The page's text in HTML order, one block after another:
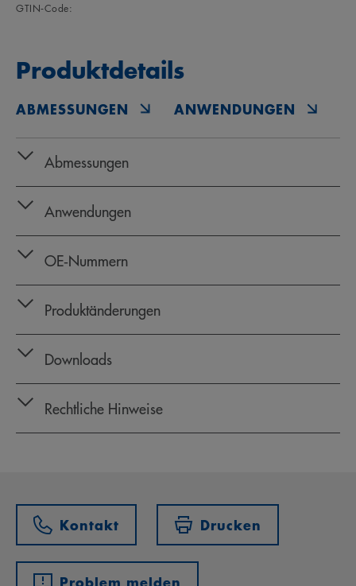
GTIN‑Code:
Produktdetails
ABMESSUNGEN ANWENDUNGEN
Abmessungen
Anwendungen
OE‑Nummern
Produktänderungen
Downloads
Rechtliche Hinweise
Kontakt Drucken
Problem melden